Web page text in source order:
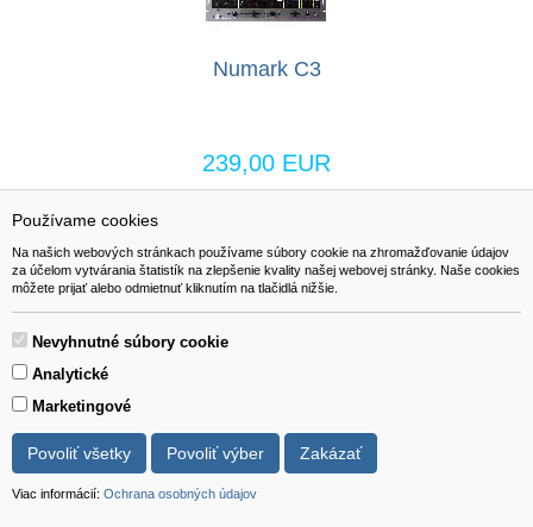
Používame cookies
Na našich webových stránkach používame súbory cookie na zhromažďovanie údajov
za účelom vytvárania štatistík na zlepšenie kvality našej webovej stránky. Naše cookies
môžete prijať alebo odmietnuť kliknutím na tlačidlá nižšie.
Nevyhnutné súbory cookie
Analytické
Marketingové
Povoliť všetky Povoliť výber Zakázať
Viac informácií: Ochrana osobných údajov
Numark C3
239,00 EUR
Katalóg
O nás